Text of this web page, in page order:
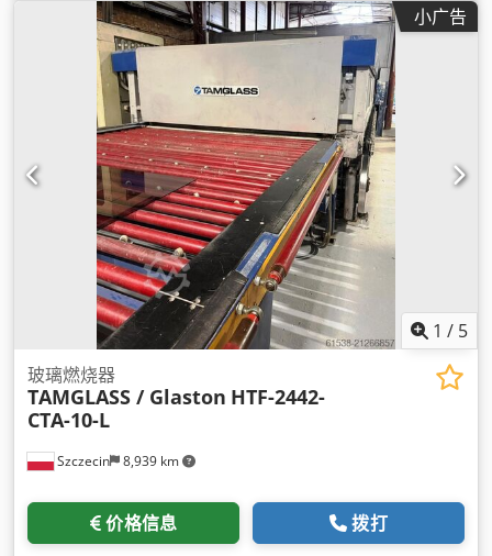
小广告
1 / 5
Szczecin 8,939 km
玻璃燃烧器
TAMGLASS / Glaston HTF-2442-
CTA-10-L
价格信息 拨打